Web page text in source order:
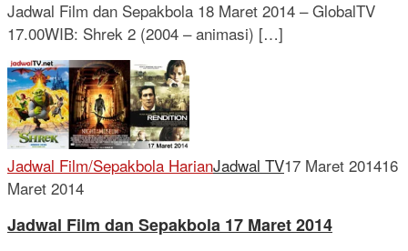
Jadwal Film dan Sepakbola 18 Maret 2014 – GlobalTV
17.00WIB: Shrek 2 (2004 – animasi) […]
Jadwal Film/Sepakbola HarianJadwal TV17 Maret 201416
Maret 2014
Jadwal Film dan Sepakbola 17 Maret 2014